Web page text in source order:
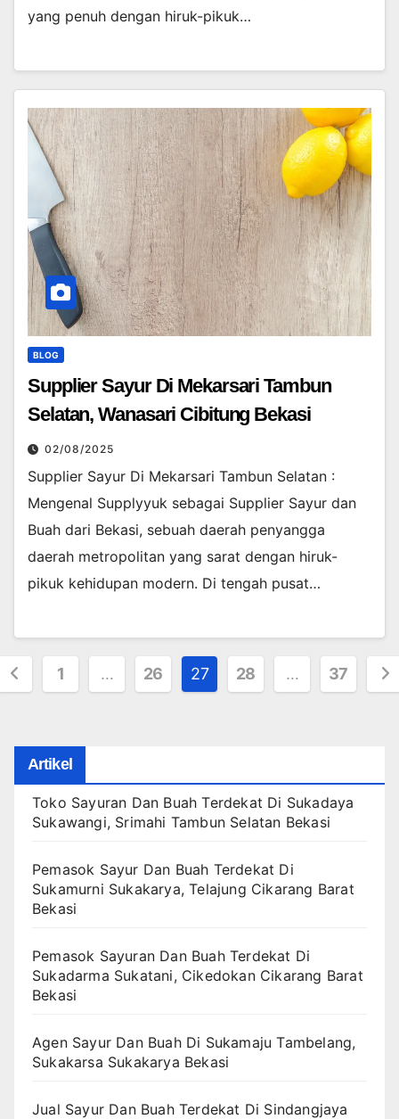
yang penuh dengan hiruk-pikuk…
BLOG
Supplier Sayur Di Mekarsari Tambun
Selatan, Wanasari Cibitung Bekasi
02/08/2025
Supplier Sayur Di Mekarsari Tambun Selatan :
Mengenal Supplyyuk sebagai Supplier Sayur dan
Buah dari Bekasi, sebuah daerah penyangga
daerah metropolitan yang sarat dengan hiruk-
pikuk kehidupan modern. Di tengah pusat…
1 … 26 27 28 … 37
Artikel
Toko Sayuran Dan Buah Terdekat Di Sukadaya
Sukawangi, Srimahi Tambun Selatan Bekasi
Pemasok Sayur Dan Buah Terdekat Di
Sukamurni Sukakarya, Telajung Cikarang Barat
Bekasi
Pemasok Sayuran Dan Buah Terdekat Di
Sukadarma Sukatani, Cikedokan Cikarang Barat
Bekasi
Agen Sayur Dan Buah Di Sukamaju Tambelang,
Sukakarsa Sukakarya Bekasi
Jual Sayur Dan Buah Terdekat Di Sindangjaya